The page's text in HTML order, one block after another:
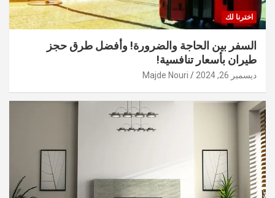
اخترنا لك
السفر بين الحاجة والضرورة! وأفضل طرق حجز
طيران بأسعار تنافسية!
ديسمبر 26, 2024 Majde Nouri